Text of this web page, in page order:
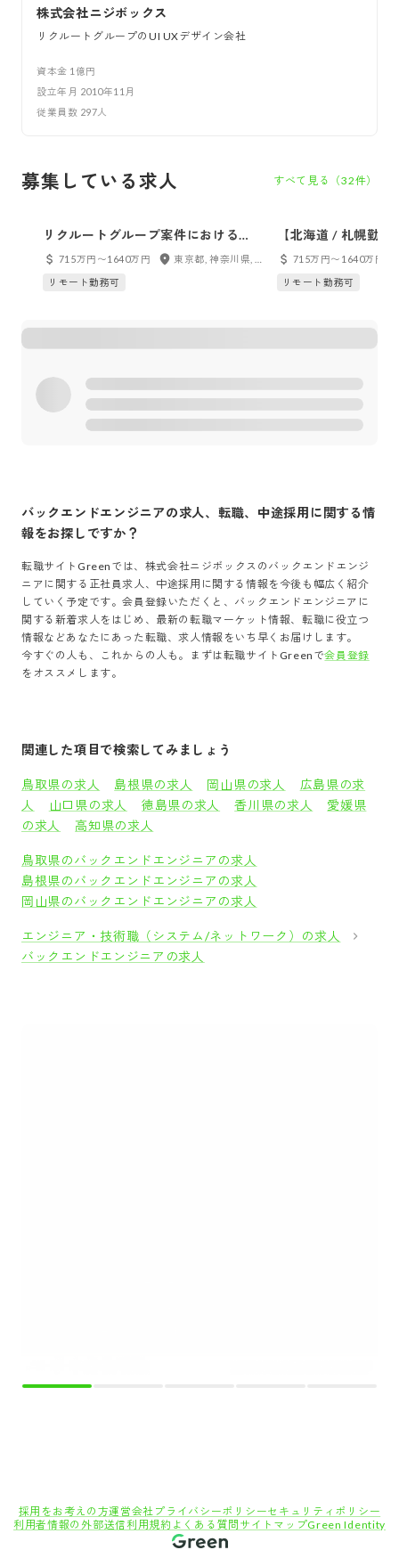
株式会社ニジボックス
リクルートグループのUI UXデザイン会社
資本金 1億円
設立年月 2010年11月
従業員数 297人
募集している求人 すべて見る（32件）
リクルートグループ案件におけるシ
ニア開発ディレクター(PdM)
715万円〜1640万円
リモート勤務可
【北海道 / 札幌勤
ループ案件におけ
レクター(PdM)
715万円〜1640万円
リモート勤務可
バックエンドエンジニアの求人、転職、中途採用に関する情
報をお探しですか？
転職サイトGreenでは、 株式会社ニジボックス の バックエンドエンジ
ニア に関する正社員求人、中途採用に関する情報を今後も幅広く紹介
していく予定です。会員登録いただくと、 バックエンドエンジニア に
関する新着求人をはじめ、最新の転職マーケット情報、転職に役立つ
情報などあなたにあった転職、求人情報をいち早くお届けします。
今すぐの人も、これからの人も。まずは転職サイトGreenで会員登録
をオススメします。
関連した項目で検索してみましょう
鳥取県の求人 島根県の求人 岡山県の求人
広島県の求
人
山口県の求人 徳島県の求人 香川県の求人
愛媛県
の求人
高知県の求人
鳥取県のバックエンドエンジニアの求人
島根県のバックエンドエンジニアの求人
岡山県のバックエンドエンジニアの求人
エンジニア・技術職（システム/ネットワーク）の求人
バックエンドエンジニアの求人
採用をお考えの方運営会社 プライバシーポリシーセキュリティポリシー
利用者情報の外部送信利用規約 よくある質問 サイトマップGreen Identity